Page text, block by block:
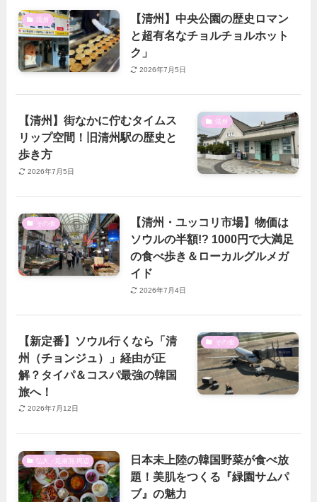
清州
【清州】中央公園の歴史ロマン
と超有名なチョルチョルホット
ク」
2026年7月5日
清州
【清州】街なかに佇むタイムス
リップ空間！旧清州駅の歴史と
歩き方
2026年7月5日
その他
【清州・ユッコリ市場】物価は
ソウルの半額!? 1000円で大満足
の食べ歩き＆ローカルグルメガ
イド
2026年7月4日
その他
【新定番】ソウル行くなら「清
州（チョンジュ）」経由が正
解？タイパ＆コスパ最強の韓国
旅へ！
2026年7月12日
弘大・延南洞 周辺
日本未上陸の韓国野菜が食べ放
題！美肌をつくる『緑園サムパ
ブ』の魅力